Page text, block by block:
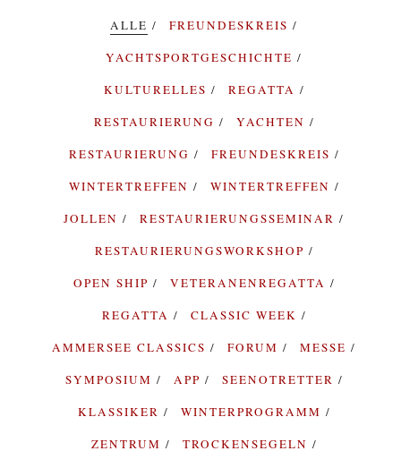
ALLE
FREUNDESKREIS
YACHTSPORTGESCHICHTE
KULTURELLES
REGATTA
RESTAURIERUNG
YACHTEN
RESTAURIERUNG
FREUNDESKREIS
WINTERTREFFEN
WINTERTREFFEN
JOLLEN
RESTAURIERUNGSSEMINAR
RESTAURIERUNGSWORKSHOP
OPEN SHIP
VETERANENREGATTA
REGATTA
CLASSIC WEEK
AMMERSEE CLASSICS
FORUM
MESSE
SYMPOSIUM
APP
SEENOTRETTER
KLASSIKER
WINTERPROGRAMM
ZENTRUM
TROCKENSEGELN